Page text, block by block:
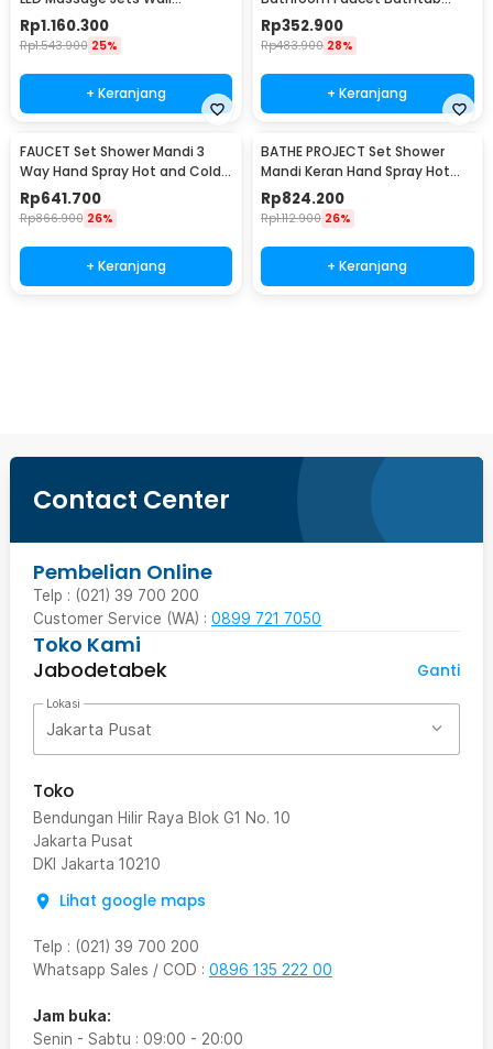
Mounted - 8009
Rp1.160.300
Rp1.543.900 25%
+ Keranjang
Mixer 3 Way 8 Inch - 50102O
Rp352.900
Rp483.900 28%
+ Keranjang
FAUCET Set Shower Mandi 3
Way Hand Spray Hot and Cold 3
Button - 3HC
Rp641.700
Rp866.900 26%
+ Keranjang
BATHE PROJECT Set Shower
Mandi Keran Hand Spray Hot
and Cold Water - Q3-WAY
Rp824.200
Rp1.112.900 26%
+ Keranjang
Contact Center
Pembelian Online
Telp : (021) 39 700 200
Customer Service (WA) : 0899 721 7050
Toko Kami
Jabodetabek
Ganti
Lokasi
Jakarta Pusat
Toko
Bendungan Hilir Raya Blok G1 No. 10
Jakarta Pusat
DKI Jakarta 10210
Lihat google maps
Telp : (021) 39 700 200
Whatsapp Sales / COD : 0896 135 222 00
Jam buka:
Senin - Sabtu : 09:00 - 20:00